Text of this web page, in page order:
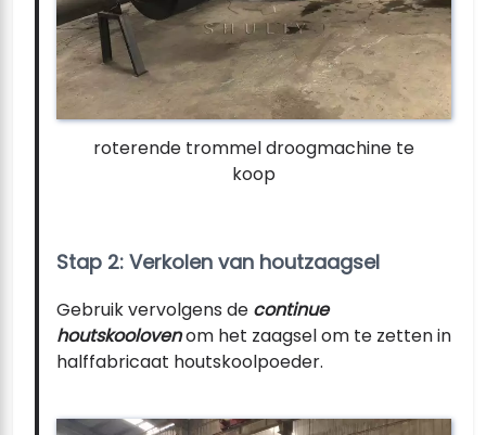
roterende trommel droogmachine te
koop
Stap 2: Verkolen van houtzaagsel
Gebruik vervolgens de continue
houtskoolovenom het zaagsel om te zetten in
halffabricaat houtskoolpoeder.